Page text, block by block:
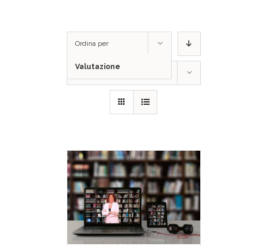
Ordina per
Valutazione